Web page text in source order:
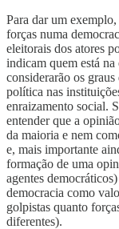
Para dar um
forças numa
eleitorais dos atores
indicam quem está
considerarão os
política nas
enraizamento social.
entender que a
da maioria e nem
e, mais importante
formação de uma
agentes
democracia como
golpistas quanto
diferentes).